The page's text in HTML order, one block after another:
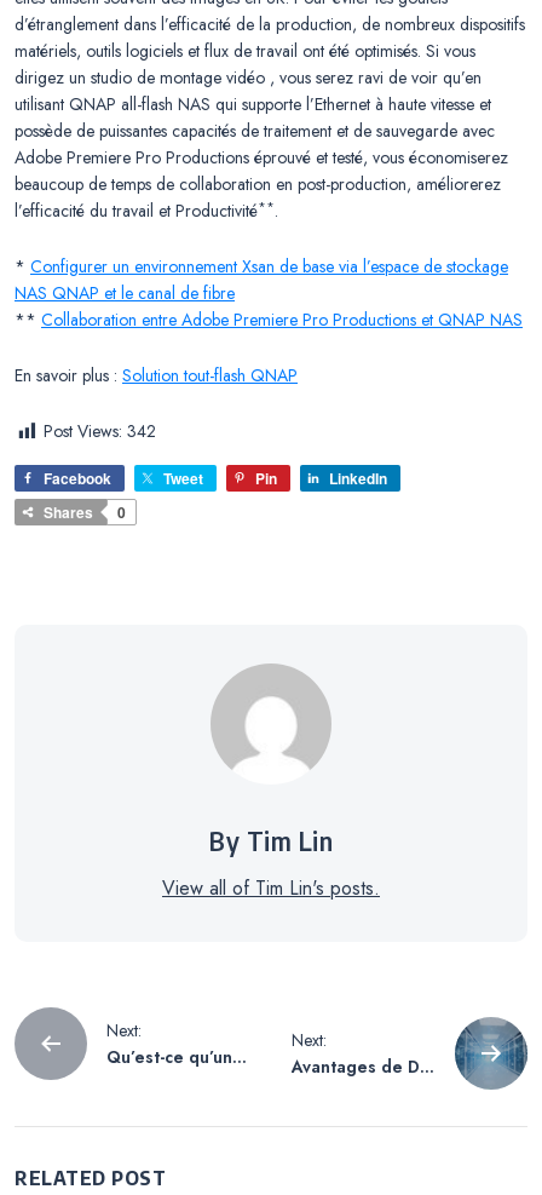
d’étranglement dans l’efficacité de la production, de nombreux dispositifs
matériels, outils logiciels et flux de travail ont été optimisés. Si vous
dirigez un studio de montage vidéo , vous serez ravi de voir qu’en
utilisant QNAP all-flash NAS qui supporte l’Ethernet à haute vitesse et
possède de puissantes capacités de traitement et de sauvegarde avec
Adobe Premiere Pro Productions éprouvé et testé, vous économiserez
beaucoup de temps de collaboration en post-production, améliorerez
l’efficacité du travail et Productivité**.
* Configurer un environnement Xsan de base via l’espace de stockage
NAS QNAP et le canal de fibre
** Collaboration entre Adobe Premiere Pro Productions et QNAP NAS
En savoir plus : Solution tout-flash QNAP
Post Views: 342
Facebook Tweet Pin
LinkedIn
Shares
0
By Tim Lin
View all of Tim Lin's posts.
Navigation
de
l’article
Next:
Qu’est-ce qu’un
Next:
Avantages de DA
RELATED POST